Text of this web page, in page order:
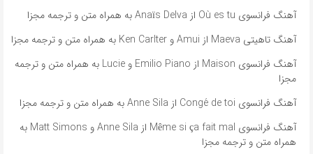
آهنگ فرانسوی Où es tu از Anaïs Delva به همراه متن و ترجمه مجزا
آهنگ تاهیتی Maeva از Amui و Ken Carlter به همراه متن و ترجمه مجزا
آهنگ فرانسوی Maison از Emilio Piano و Lucie به همراه متن و ترجمه
مجزا
آهنگ فرانسوی Congé de toi از Anne Sila به همراه متن و ترجمه مجزا
آهنگ فرانسوی Même si ça fait mal از Anne Sila و Matt Simons به
همراه متن و ترجمه مجزا